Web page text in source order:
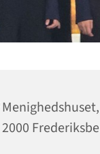
2000